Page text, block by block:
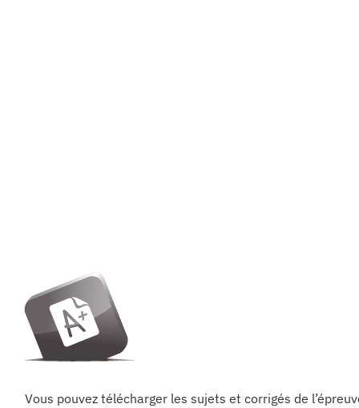
Vous pouvez télécharger les sujets et corrigés de